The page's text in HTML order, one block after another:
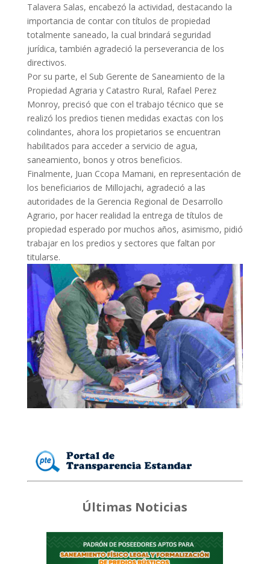
Talavera Salas, encabezó la actividad, destacando la
importancia de contar con títulos de propiedad
totalmente saneado, la cual brindará seguridad
jurídica, también agradeció la perseverancia de los
directivos.
Por su parte, el Sub Gerente de Saneamiento de la
Propiedad Agraria y Catastro Rural, Rafael Perez
Monroy, precisó que con el trabajo técnico que se
realizó los predios tienen medidas exactas con los
colindantes, ahora los propietarios se encuentran
habilitados para acceder a servicio de agua,
saneamiento, bonos y otros beneficios.
Finalmente, Juan Ccopa Mamani, en representación de
los beneficiarios de Millojachi, agradeció a las
autoridades de la Gerencia Regional de Desarrollo
Agrario, por hacer realidad la entrega de títulos de
propiedad esperado por muchos años, asimismo, pidió
trabajar en los predios y sectores que faltan por
titularse.
Últimas Noticias